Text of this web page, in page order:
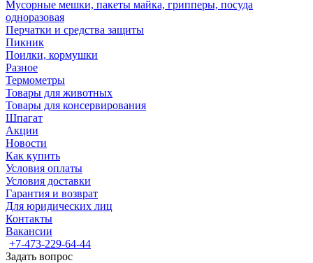
Мусорные мешки, пакеты майка, грипперы, посуда
одноразовая
Перчатки и средства защиты
Пикник
Поилки, кормушки
Разное
Термометры
Товары для животных
Товары для консервирования
Шпагат
Акции
Новости
Как купить
Условия оплаты
Условия доставки
Гарантия и возврат
Для юридических лиц
Контакты
Вакансии
+7-473-229-64-44
Задать вопрос